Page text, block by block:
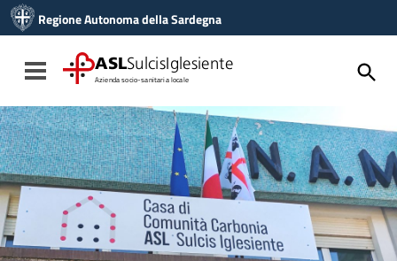
Vai al menu di navigazione
Vai al footer
Regione Autonoma della Sardegna
Toggle navigation
ASLSulcisIglesiente
Azienda socio-sanitaria locale